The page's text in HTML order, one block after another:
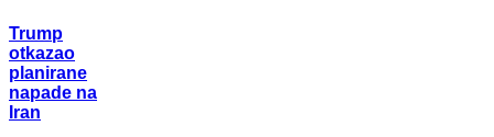
Trump
otkazao
planirane
napade na
Iran